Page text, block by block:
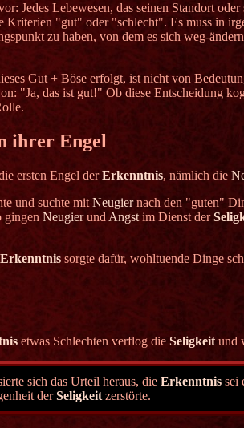
Jedes Lebewesen, das seinen Standort
Kriterien "gut" oder "schlecht". Es muss in
zu haben, von dem es sich weg-
Gut + Böse erfolgt, ist nicht von
"Ja, das ist gut!" Ob diese Entscheidung
ihrer Engel
ersten Engel derErkenntnis, nämlich die
und suchte mit Neugiernach den "guten"
gingen Neugierund Angst im Dienst der
Erkenntnis sorgte dafür, wohltuende Dinge
etwas Schlechten verflog die Seligkeit und
sich das Urteil heraus, dieErkenntnis sei
derSeligkeit zerstörte.